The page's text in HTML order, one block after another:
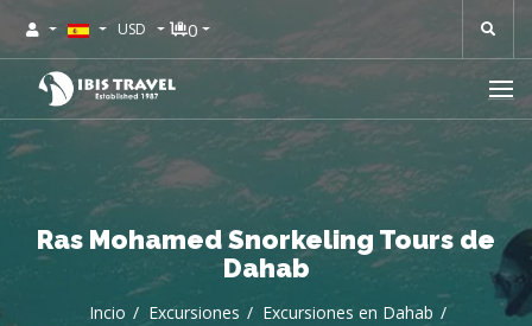
USD 0
Ras Mohamed Snorkeling Tours de
Dahab
Incio Excursiones
Excursiones en Dahab